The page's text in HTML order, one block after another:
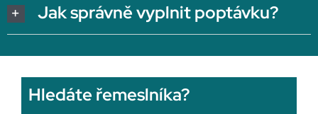
Jak správně vyplnit poptávku?
Hledáte řemeslníka?